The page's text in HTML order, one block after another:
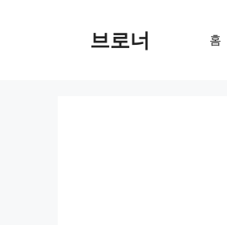
브로너 홈